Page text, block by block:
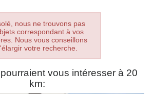
nous ne trouvons pas
correspondant à vos
Nous vous conseillons
votre recherche.
vous intéresser à 20
km: